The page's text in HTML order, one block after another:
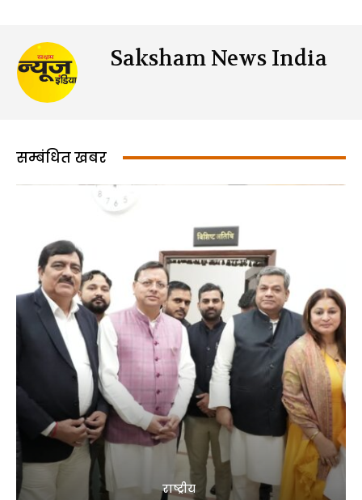
Saksham News India
सम्बंधित खबर
राष्ट्रीय